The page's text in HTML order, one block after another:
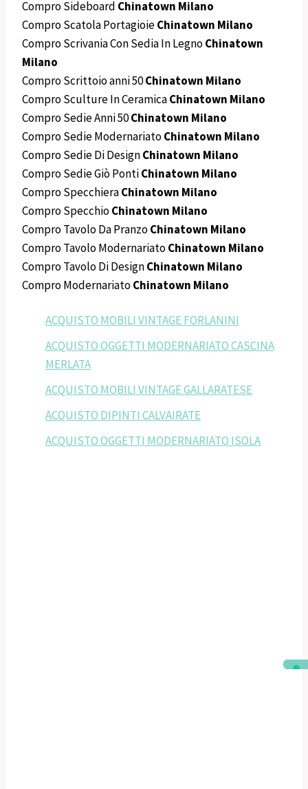
Compro Sideboard Chinatown Milano
Compro Scatola PortagioieChinatown Milano
Compro Scrivania Con Sedia In LegnoChinatown
Milano
Compro Scrittoio anni 50Chinatown Milano
Compro Sculture In CeramicaChinatown Milano
Compro Sedie Anni 50Chinatown Milano
Compro Sedie ModernariatoChinatown Milano
Compro Sedie Di DesignChinatown Milano
Compro Sedie Giò PontiChinatown Milano
Compro SpecchieraChinatown Milano
Compro SpecchioChinatown Milano
Compro Tavolo Da PranzoChinatown Milano
Compro Tavolo ModernariatoChinatown Milano
Compro Tavolo Di DesignChinatown Milano
Compro ModernariatoChinatown Milano
ACQUISTO MOBILI VINTAGE FORLANINI
ACQUISTO OGGETTI MODERNARIATO CASCINA
MERLATA
ACQUISTO MOBILI VINTAGE GALLARATESE
ACQUISTO DIPINTI CALVAIRATE
ACQUISTO OGGETTI MODERNARIATO ISOLA